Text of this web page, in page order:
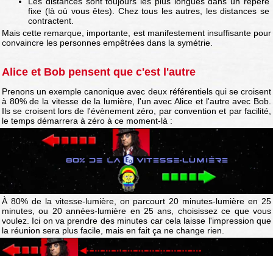
fixe (là où vous êtes). Chez tous les autres, les distances se
contractent.
Mais cette remarque, importante, est manifestement insuffisante pour
convaincre les personnes empêtrées dans la symétrie.
Alice et Bob pensent que c'est l'autre
Prenons un exemple canonique avec deux référentiels qui se croisent
à 80% de la vitesse de la lumière, l'un avec Alice et l'autre avec Bob.
Ils se croisent lors de l'évènement zéro, par convention et par facilité,
le temps démarrera à zéro à ce moment-là :
À 80% de la vitesse-lumière, on parcourt 20 minutes-lumière en 25
minutes, ou 20 années-lumière en 25 ans, choisissez ce que vous
voulez. Ici on va prendre des minutes car cela laisse l'impression que
la réunion sera plus facile, mais en fait ça ne change rien.